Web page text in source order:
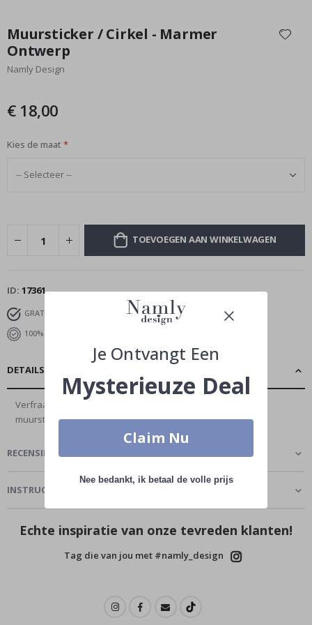
het
begin
van
gallerij
Muursticker / Cirkel - Marmer
Ontwerp
Namly Design
€ 18,00
Kies de maat
TOEVOEGEN AAN WINKELWAGEN
ID 17361
GRATIS VERZENDING VANAF €45
LEVERING 3-6 DAGEN
100% TEVREDENHEID GEGARANDEERD
DETAILS
Verfraai je woonruimte met deze elegante marmerontwerp
muursticker. Perfect om een vleugje...Meer Lezen
RECENSIES (
INSTRUCTIE
Echte inspiratie van onze tevreden klanten!
Tag die van jou met #namly_design
Je Ontvangt Een
Mysterieuze Deal
Claim Nu
Nee bedankt, ik betaal de volle prijs